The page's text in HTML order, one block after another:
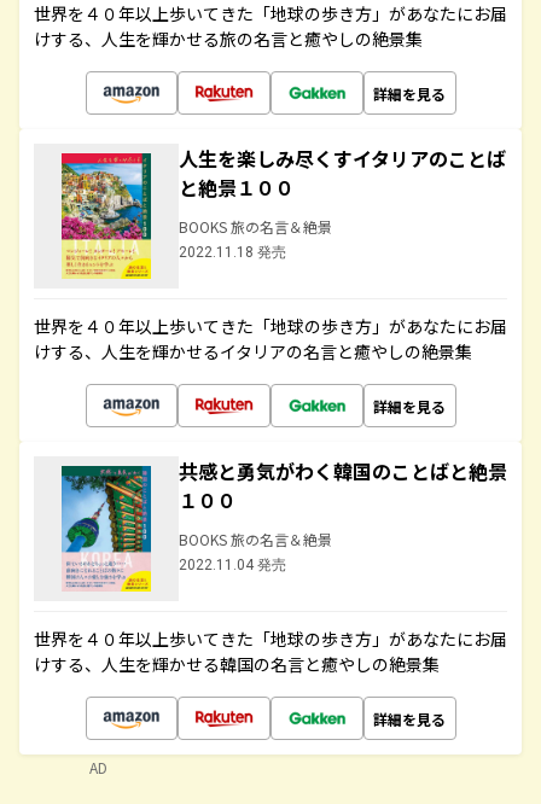
世界を４０年以上歩いてきた「地球の歩き方」があなたにお届
けする、人生を輝かせる旅の名言と癒やしの絶景集
詳細を見る
人生を楽しみ尽くすイタリアのことば
と絶景１００
BOOKS 旅の名言＆絶景
2022.11.18 発売
世界を４０年以上歩いてきた「地球の歩き方」があなたにお届
けする、人生を輝かせるイタリアの名言と癒やしの絶景集
詳細を見る
共感と勇気がわく韓国のことばと絶景
１００
BOOKS 旅の名言＆絶景
2022.11.04 発売
世界を４０年以上歩いてきた「地球の歩き方」があなたにお届
けする、人生を輝かせる韓国の名言と癒やしの絶景集
詳細を見る
AD